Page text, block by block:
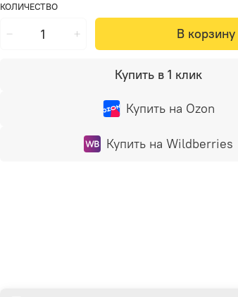
КОЛИЧЕСТВО
В корзину
Купить в 1 клик
Купить на Ozon
Купить на Wildberries